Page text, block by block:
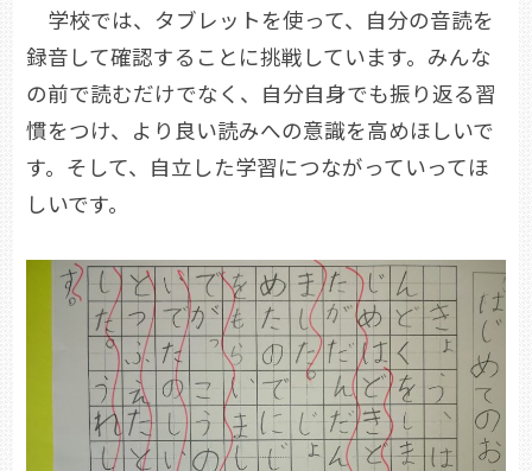
学校では、タブレットを使って、自分の音読を
録音して確認することに挑戦しています。みんな
の前で読むだけでなく、自分自身でも振り返る習
慣をつけ、より良い読みへの意識を高めほしいで
す。そして、自立した学習につながっていってほ
しいです。